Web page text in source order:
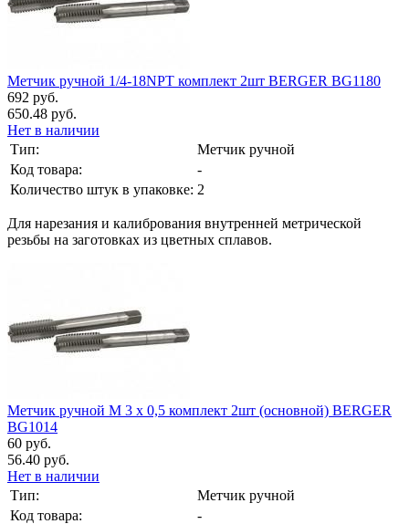
Метчик ручной 1/4-18NPT комплект 2шт BERGER BG1180
692 руб.
650.48 руб.
Нет в наличии
Тип:
Метчик ручной
Код товара:
-
Количество штук в упаковке: 2
Для нарезания и калибрования внутренней метрической
резьбы на заготовках из цветных сплавов.
Метчик ручной М 3 х 0,5 комплект 2шт (основной) BERGER
BG1014
60 руб.
56.40 руб.
Нет в наличии
Тип:
Метчик ручной
Код товара:
-